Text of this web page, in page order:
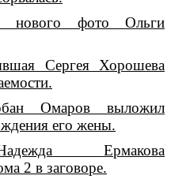
нового фото Ольги
Сергея Хорошева
Омаров выложил
его жены.
Ермакова
2 в заговоре.